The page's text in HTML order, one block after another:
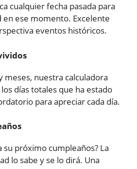
cualquier fecha pasada para
en ese momento. Excelente
eventos históricos.
meses, nuestra calculadora
días totales que ha estado
para apreciar cada día.
su próximo cumpleaños? La
lo sabe y se lo dirá. Una